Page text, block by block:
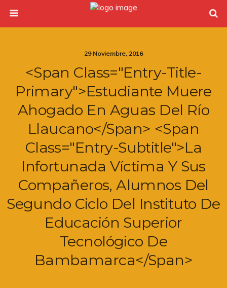
29 Noviembre, 2016
<span Class="entry-Title-
Primary">Estudiante Muere
Ahogado En Aguas Del Río
Llaucano</span> <span
Class="entry-Subtitle">La
Infortunada Víctima Y Sus
Compañeros, Alumnos Del
Segundo Ciclo Del Instituto De
Educación Superior
Tecnológico De
Bambamarca</span>